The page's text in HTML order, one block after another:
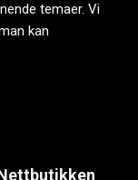
temaer. Vi
kan